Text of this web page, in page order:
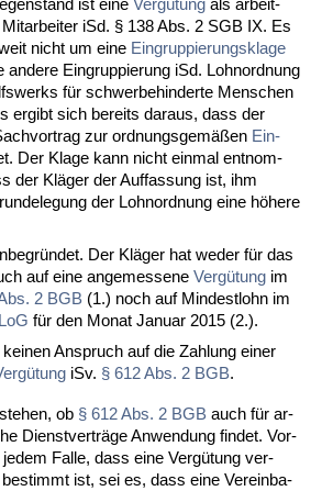
ist ei­ne Vergütung als ar­beit­
iSd. § 138 Abs. 2 SGB IX. Es
nicht um ei­ne Ein­grup­pie­rungs­kla­ge
an­de­re Ein­grup­pie­rung iSd. Lohn­ord­nung
für schwer­be­hin­der­te Men­schen
er­gibt sich be­reits dar­aus, dass der
zur ord­nungs­gemäßen Ein­
Der Kla­ge kann nicht ein­mal ent­nom­
der Kläger der Auf­fas­sung ist, ihm
der Lohn­ord­nung ei­ne höhe­re
Der Kläger hat we­der für das
auf ei­ne an­ge­mes­se­ne Vergütung im
2 BGB (1.) noch auf Min­dest­lohn im
für den Mo­nat Ja­nu­ar 2015 (2.).
An­spruch auf die Zah­lung ei­ner
iSv. § 612 Abs. 2 BGB.
ob § 612 Abs. 2 BGB auch für ar­
Dienst­verträge An­wen­dung fin­det. Vor­
Fal­le, dass ei­ne Ver­gütung ver­
ist, sei es, dass ei­ne Ver­ein­ba­